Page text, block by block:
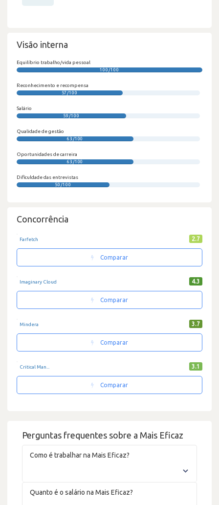
Perguntas frequentes sobre a Mais Eficaz
Como é trabalhar na Mais Eficaz?
Quanto é o salário na Mais Eficaz?
Visão interna
Equilíbrio trabalho/vida pessoal
100/100
Reconhecimento e recompensa
57/100
Salário
59/100
Qualidade de gestão
63/100
Oportunidades de carreira
63/100
Dificuldade das entrevistas
50/100
Concorrência
Farfetch 2.7
Comparar
Imaginary Cloud 4.3
Comparar
Mindera 3.7
Comparar
Critical Man... 3.1
Comparar